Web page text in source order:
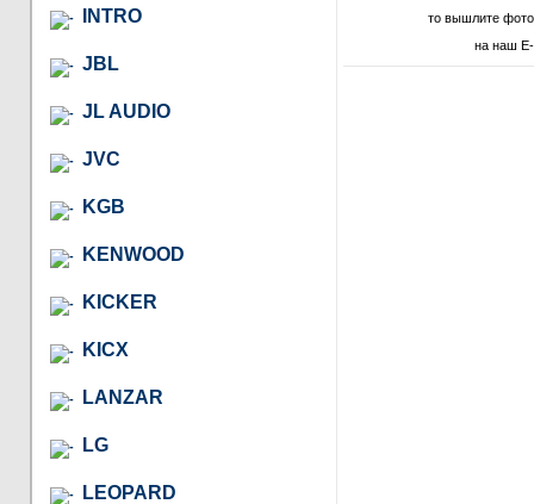
INTRO
JBL
JL AUDIO
JVC
KGB
KENWOOD
KICKER
KICX
LANZAR
LG
LEOPARD
то вышлите
на наш